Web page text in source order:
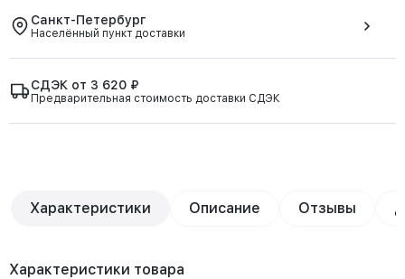
Санкт-Петербург
Населённый пункт доставки
СДЭК от 3 620 ₽
Предварительная стоимость доставки СДЭК
Характеристики Описание Отзывы
Характеристики товара